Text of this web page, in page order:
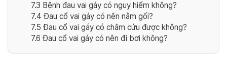
7.3 Bệnh đau vai gáy có nguy hiểm không?
7.4 Đau cổ vai gáy có nên nằm gối?
7.5 Đau cổ vai gáy có châm cứu được không?
7.6 Đau cổ vai gáy có nên đi bơi không?